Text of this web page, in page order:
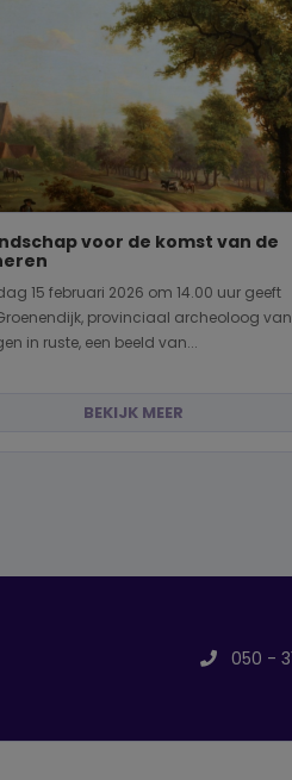
voor de komst van de
15 februari 2026 om 14.00 uur geeft
provinciaal archeoloog van
in ruste, een beeld van...
BEKIJK MEER
050 -